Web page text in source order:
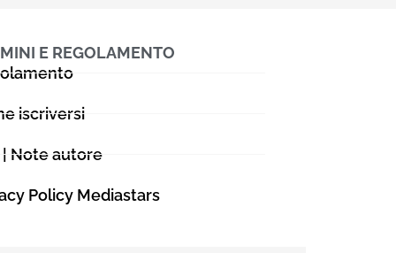
E REGOLAMENTO
iscriversi
| Note autore
Policy Mediastars